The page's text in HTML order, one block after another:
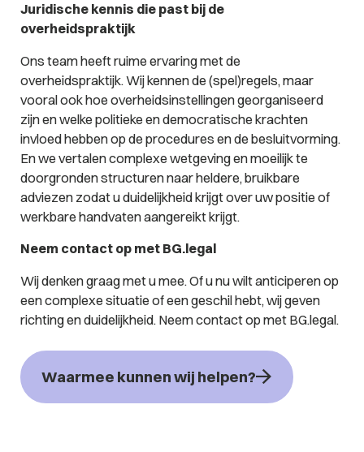
Juridische kennis die past bij de
overheidspraktijk
Ons team heeft ruime ervaring met de
overheidspraktijk. Wij kennen de (spel)regels, maar
vooral ook hoe overheidsinstellingen georganiseerd
zijn en welke politieke en democratische krachten
invloed hebben op de procedures en de besluitvorming.
En we vertalen complexe wetgeving en moeilijk te
doorgronden structuren naar heldere, bruikbare
adviezen zodat u duidelijkheid krijgt over uw positie of
werkbare handvaten aangereikt krijgt.
Neem contact op met BG.legal
Wij denken graag met u mee. Of u nu wilt anticiperen op
een complexe situatie of een geschil hebt, wij geven
richting en duidelijkheid. Neem contact op met BG.legal.
Waarmee kunnen wij helpen?